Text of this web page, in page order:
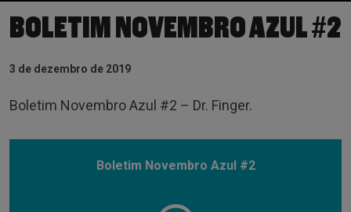
BOLETIM NOVEMBRO AZUL #2
3 de dezembro de 2019
Boletim Novembro Azul #2 – Dr. Finger.
Boletim Novembro Azul #2